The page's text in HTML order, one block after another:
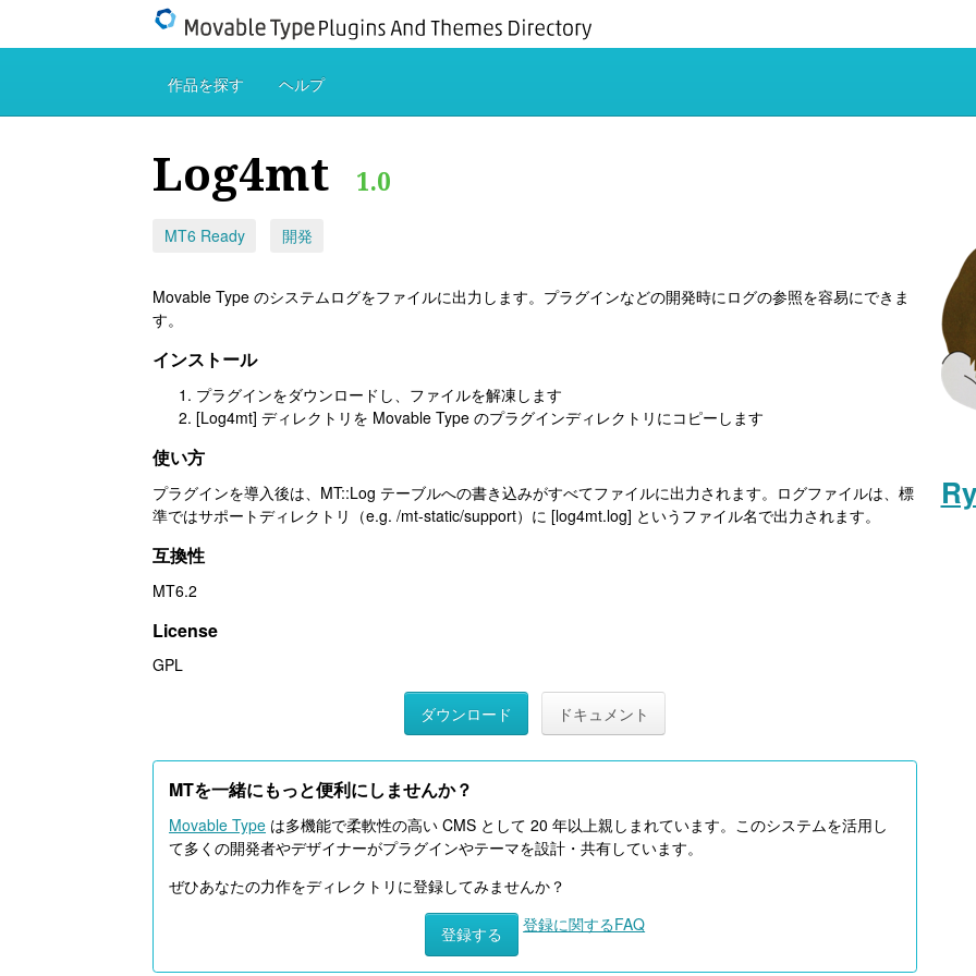
作品を探す ヘルプ
Log4mt 1.0
MT6 Ready 開発
Movable Type のシステムログをファイルに出力します。プラグインなどの開発時にログの参照を容易にできま
す。
インストール
プラグインをダウンロードし、ファイルを解凍します
[Log4mt] ディレクトリを Movable Type のプラグインディレクトリにコピーします
使い方
プラグインを導入後は、MT::Log テーブルへの書き込みがすべてファイルに出力されます。ログファイルは、標
準ではサポートディレクトリ（e.g. /mt-static/support）に [log4mt.log] というファイル名で出力されます。
互換性
MT6.2
License
GPL
ダウンロード ドキュメント
MTを一緒にもっと便利にしませんか？
Movable Type は多機能で柔軟性の高い CMS として 20 年以上親しまれています。このシステムを活用し
て多くの開発者やデザイナーがプラグインやテーマを設計・共有しています。
ぜひあなたの力作をディレクトリに登録してみませんか？
登録する 登録に関するFAQ